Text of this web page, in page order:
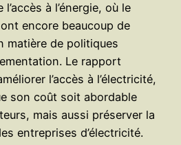
à l’énergie, où le
encore beaucoup de
matière de politiques
Le rapport
l’accès à l’électricité,
son coût soit abordable
mais aussi préserver la
entreprises d’électricité.